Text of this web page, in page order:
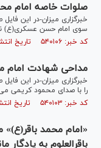
صلوات خاصه امام
خبرگزاری میزان-در این
سوی امام حسن عسکری(ع)
کد خبر: ۵۴۰۱۰۶ تاریخ انتشار : ۱۳۹۸/۰۵/۱۸
مداحی شهادت امام
خبرگزاری میزان-در این
را با صدای محمود کریمی
کد خبر: ۵۴۰۱۰۳ تاریخ انتشار : ۱۳۹۸/۰۵/۱۷
باقرالعلوم به یادگار